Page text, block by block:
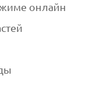
онлайн